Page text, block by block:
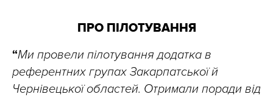
ПРО ПІЛОТУВАННЯ
“Ми провели пілотування додатка в
референтних групах Закарпатської й
Чернівецької областей. Отримали поради від